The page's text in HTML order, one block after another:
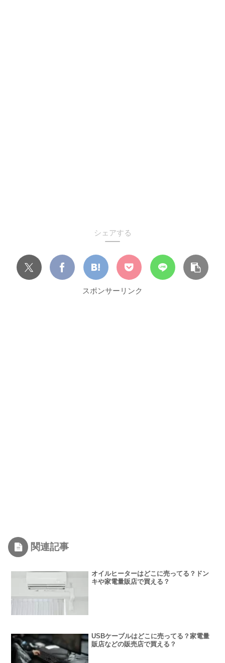
シェアする
スポンサーリンク
関連記事
オイルヒーターはどこに売ってる？ドン
キや家電量販店で買える？
USBケーブルはどこに売ってる？家電量
販店などの販売店で買える？